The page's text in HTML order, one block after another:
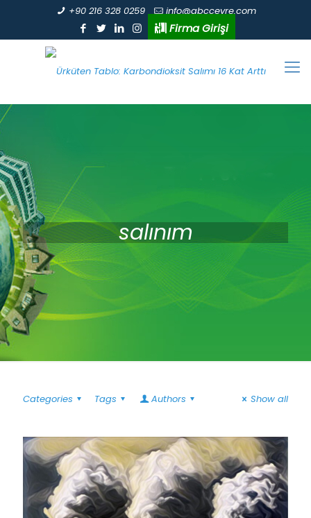
+90 216 328 0259 info@abccevre.com
Firma Girişi
salınım
Categories Tags Authors Show all